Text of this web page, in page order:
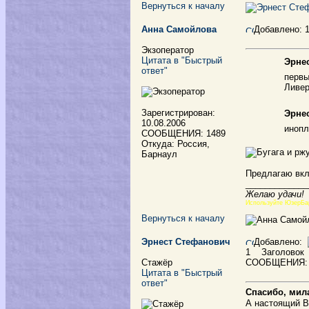
Вернуться к началу
Анна Самойлова
Экзоператор
Цитата в "Быстрый
ответ"
Зарегистрирован:
10.08.2006
СООБЩЕНИЯ: 1489
Откуда: Россия,
Барнаул
Добавлено: 1
Предлагаю
Желаю удачи!
Используйте
Вернуться к началу
Эрнест Стефанович
Стажёр
Цитата в "Быстрый
ответ"
Добавлено:
1
Заголовок
СООБЩЕНИЯ:
Спасибо,
А настоящий